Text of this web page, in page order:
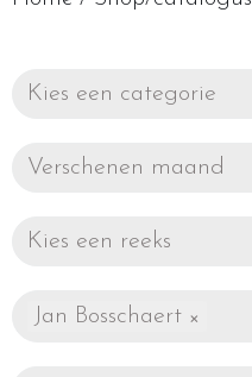
Kies een categorie
Verschenen maand
Kies een reeks
Jan Bosschaert ×